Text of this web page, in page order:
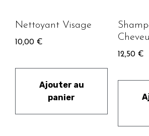
Nettoyant Visage
10,00 €
Ajouter au
panier
12,50 €